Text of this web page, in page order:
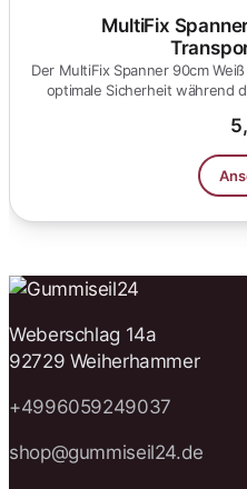
MultiFix
Der MultiFix Spanner 90cm
optimale Sicherheit während
Weberschlag 14a
92729 Weiherhammer
+4996059249037
shop@gummiseil24.de